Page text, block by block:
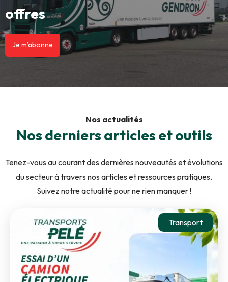
offres
Je m’abonne
Nos actualités
Nos derniers articles et outils
Tenez-vous au courant des dernières nouveautés et évolutions
du secteur à travers nos articles et ressources pratiques.
Suivez notre actualité pour ne rien manquer !
Transport